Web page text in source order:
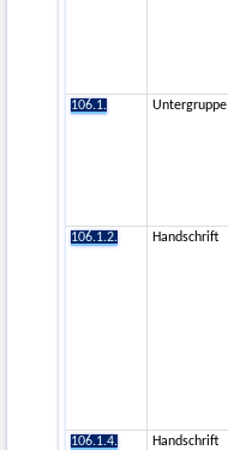
106.1.
Untergruppe
106.1.2.
Handschrift
106.1.4.
Handschrift